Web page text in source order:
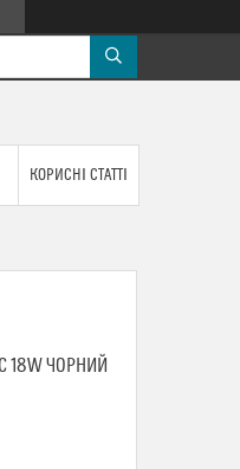
КОРИСНІ СТАТТІ
18W ЧОРНИЙ